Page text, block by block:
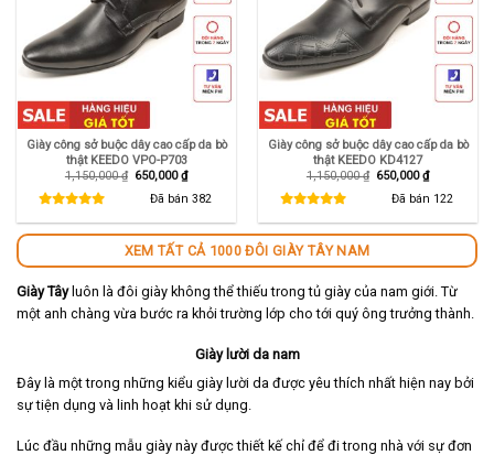
Giày công sở buộc dây cao cấp da bò
thật KEEDO VPO-P703
1,150,000₫ Giá
650,000₫Giá
hiện
tại
Đã bán 382
Giày công sở buộc dây cao cấp da bò
thật KEEDO KD4127
1,150,000₫ Giá
650,000₫Giá
hiện
tại
Đã bán 122
XEM TẤT CẢ 1000 ĐÔI GIÀY TÂY NAM
Giày Tâyluôn là đôi giày không thể thiếu trong tủ giày của nam giới. Từ
một anh chàng vừa bước ra khỏi trường lớp cho tới quý ông trưởng thành.
Giày lười da nam
Đây là một trong những kiểu giày lười da được yêu thích nhất hiện nay bởi
sự tiện dụng và linh hoạt khi sử dụng.
Lúc đầu những mẫu giày này được thiết kế chỉ để đi trong nhà với sự đơn